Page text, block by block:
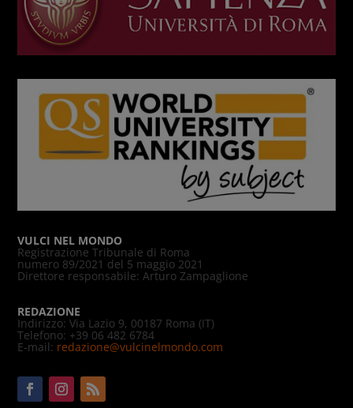
VULCI NEL MONDO
Registrazione Tribunale di Roma
numero 89/2021 del 5 maggio 2021
Direttore responsabile: Arturo Zampaglione
REDAZIONE
Indirizzo: Via Lazio 9, 00187 Roma (IT)
Telefono: +39 06 482 6784
E-mail: redazione@vulcinelmondo.com